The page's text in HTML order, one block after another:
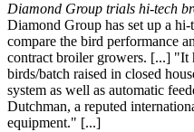
Diamond Group trials hi-tech
Diamond Group has set up a
compare the bird performance
contract broiler growers. [...] "It
birds/batch raised in closed
system as well as automatic
Dutchman, a reputed
equipment." [...]